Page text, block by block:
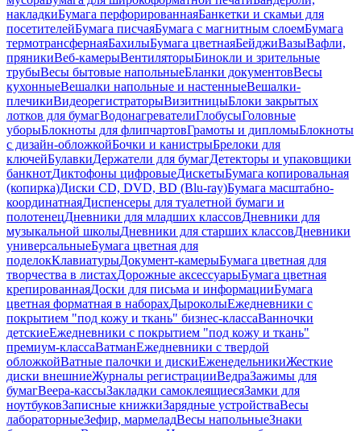
накладкиБумага перфорированнаяБанкетки и скамьи для
посетителейБумага писчаяБумага с магнитным слоемБумага
термотрансфернаяБахилыБумага цветнаяБейджиВазыВафли,
пряникиВеб-камерыВентиляторыБинокли и зрительные
трубыВесы бытовые напольныеБланки документовВесы
кухонныеВешалки напольные и настенныеВешалки-
плечикиВидеорегистраторыВизитницыБлоки закрытых
лотков для бумагВодонагревателиГлобусыГоловные
уборыБлокноты для флипчартовГрамоты и дипломыБлокноты
с дизайн-обложкойБочки и канистрыБрелоки для
ключейБулавкиДержатели для бумагДетекторы и упаковщики
банкнотДиктофоны цифровыеДискетыБумага копировальная
(копирка)Диски CD, DVD, BD (Blu-ray)Бумага масштабно-
координатнаяДиспенсеры для туалетной бумаги и
полотенецДневники для младших классовДневники для
музыкальной школыДневники для старших классовДневники
универсальныеБумага цветная для
поделокКлавиатурыДокумент-камерыБумага цветная для
творчества в листахДорожные аксессуарыБумага цветная
крепированнаяДоски для письма и информацииБумага
цветная форматная в наборахДыроколыЕжедневники с
покрытием "под кожу и ткань" бизнес-классаВанночки
детскиеЕжедневники с покрытием "под кожу и ткань"
премиум-классаВатманЕжедневники с твердой
обложкойВатные палочки и дискиЕженедельникиЖесткие
диски внешниеЖурналы регистрацииВедраЗажимы для
бумагВеера-кассыЗакладки самоклеящиесяЗамки для
ноутбуковЗаписные книжкиЗарядные устройстваВесы
лабораторныеЗефир, мармеладВесы напольныеЗнаки